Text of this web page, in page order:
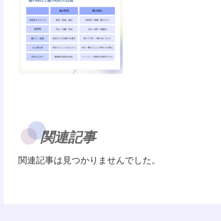
関連記事
関連記事は見つかりませんでした。